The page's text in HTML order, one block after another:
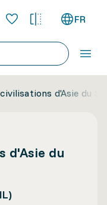
FR
d'Asie du
d'Asie du